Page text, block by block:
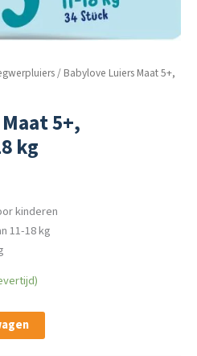
/ Babylove Luiers Maat 5+,
5+,
kg
kinderen
11-18 kg